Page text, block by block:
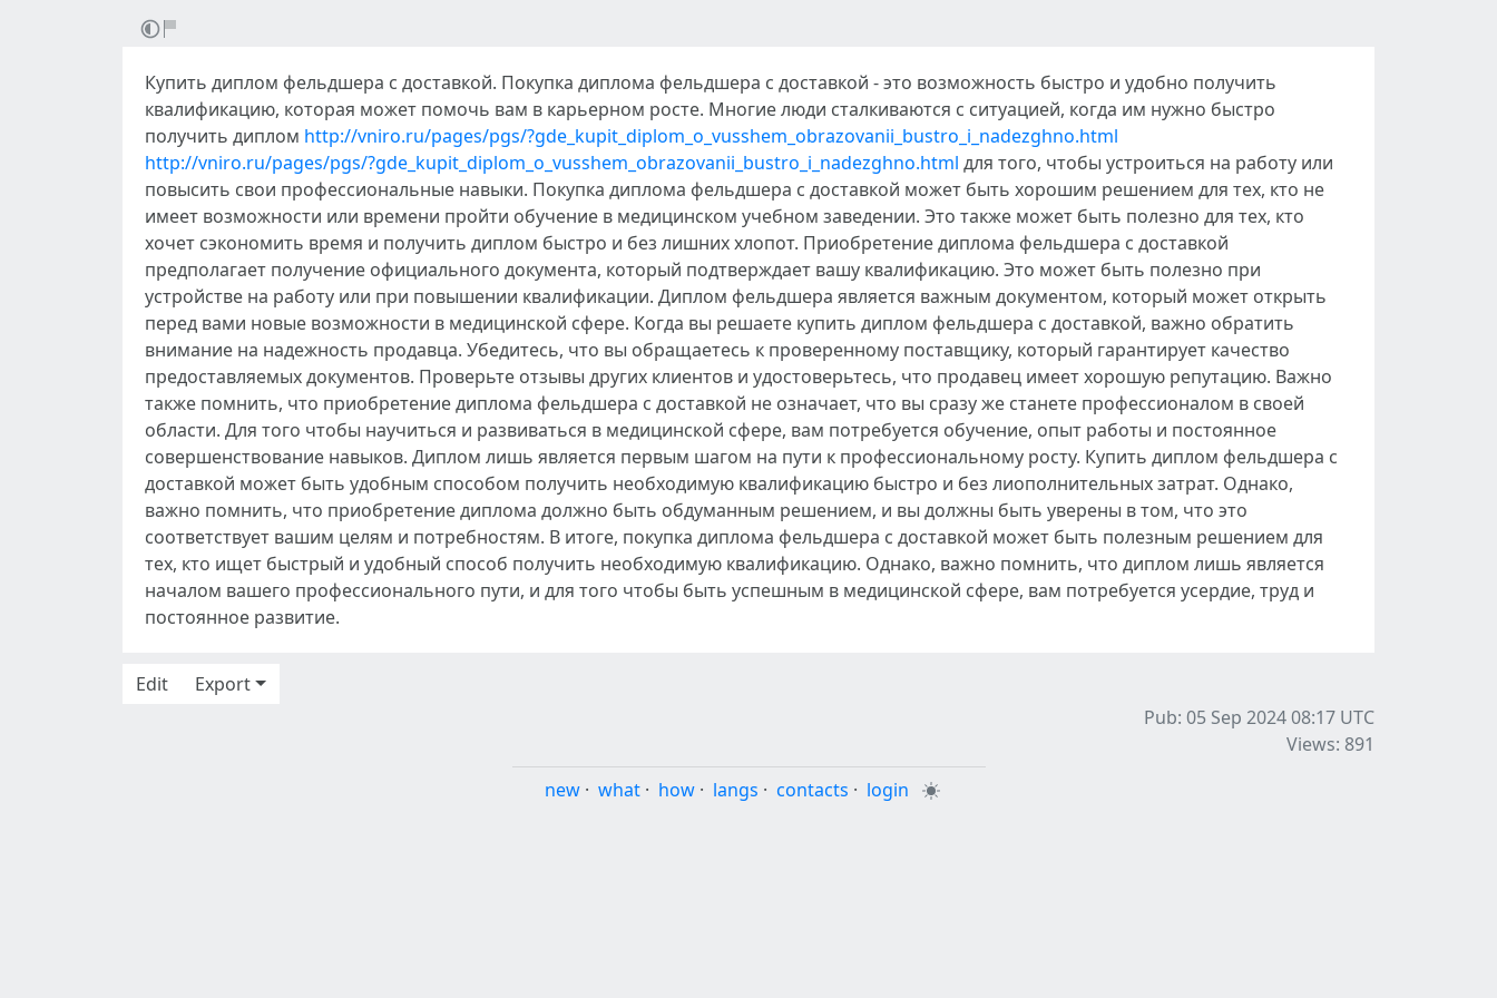
Купить диплом фельдшера с доставкой. Покупка диплома фельдшера с доставкой - это возможность быстро и удобно получить
квалификацию, которая может помочь вам в карьерном росте. Многие люди сталкиваются с ситуацией, когда им нужно быстро
получить диплом http://vniro.ru/pages/pgs/?gde_kupit_diplom_o_vusshem_obrazovanii_bustro_i_nadezghno.html
http://vniro.ru/pages/pgs/?gde_kupit_diplom_o_vusshem_obrazovanii_bustro_i_nadezghno.html для того, чтобы устроиться на работу или
повысить свои профессиональные навыки. Покупка диплома фельдшера с доставкой может быть хорошим решением для тех, кто не
имеет возможности или времени пройти обучение в медицинском учебном заведении. Это также может быть полезно для тех, кто
хочет сэкономить время и получить диплом быстро и без лишних хлопот. Приобретение диплома фельдшера с доставкой
предполагает получение официального документа, который подтверждает вашу квалификацию. Это может быть полезно при
устройстве на работу или при повышении квалификации. Диплом фельдшера является важным документом, который может открыть
перед вами новые возможности в медицинской сфере. Когда вы решаете купить диплом фельдшера с доставкой, важно обратить
внимание на надежность продавца. Убедитесь, что вы обращаетесь к проверенному поставщику, который гарантирует качество
предоставляемых документов. Проверьте отзывы других клиентов и удостоверьтесь, что продавец имеет хорошую репутацию. Важно
также помнить, что приобретение диплома фельдшера с доставкой не означает, что вы сразу же станете профессионалом в своей
области. Для того чтобы научиться и развиваться в медицинской сфере, вам потребуется обучение, опыт работы и постоянное
совершенствование навыков. Диплом лишь является первым шагом на пути к профессиональному росту. Купить диплом фельдшера с
доставкой может быть удобным способом получить необходимую квалификацию быстро и без лиополнительных затрат. Однако,
важно помнить, что приобретение диплома должно быть обдуманным решением, и вы должны быть уверены в том, что это
соответствует вашим целям и потребностям. В итоге, покупка диплома фельдшера с доставкой может быть полезным решением для
тех, кто ищет быстрый и удобный способ получить необходимую квалификацию. Однако, важно помнить, что диплом лишь является
началом вашего профессионального пути, и для того чтобы быть успешным в медицинской сфере, вам потребуется усердие, труд и
постоянное развитие.
Edit
Export
Pub: 05 Sep 2024 08:17 UTC
Views: 891
new · what · how · langs · contacts · login